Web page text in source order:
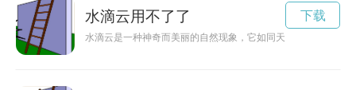
水滴云用不了了
水滴云是一种神奇而美丽的自然现象，它如同天空中飘动的白
下载